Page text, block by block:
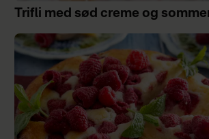
Trifli med sød creme og